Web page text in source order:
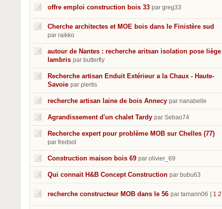
offre emploi construction bois 33 par greg33
Cherche architectes et MOE bois dans le Finistère sud
par raikko
autour de Nantes : recherche aritsan isolation pose
lambris par butterfly
Recherche artisan Enduit Extérieur a la Chaux - Haute-
Savoie par plertis
recherche artisan laine de bois Annecy par nanabelle
Agrandissement d'un chalet Tardy par Sebao74
Recherche expert pour problème MOB sur Chelles (77)
par fredsol
Construction maison bois 69 par olivier_69
Qui connait H&B Concept Construction par bubu63
recherche constructeur MOB dans le 56 par tamarin06 [ 1 2